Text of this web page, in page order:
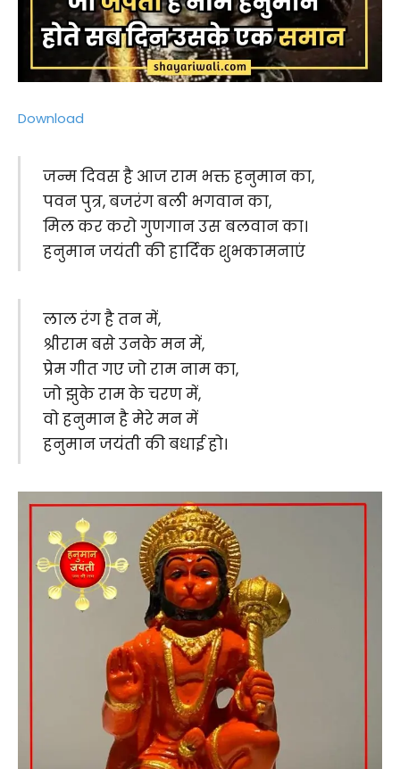
Download
जन्म दिवस है आज राम भक्त हनुमान का,
पवन पुत्र, बजरंग बली भगवान का,
मिल कर करो गुणगान उस बलवान का।
हनुमान जयंती की हार्दिक शुभकामनाएं
लाल रंग है तन में,
श्रीराम बसे उनके मन में,
प्रेम गीत गए जो राम नाम का,
जो झुके राम के चरण में,
वो हनुमान है मेरे मन में
हनुमान जयंती की बधाई हो।